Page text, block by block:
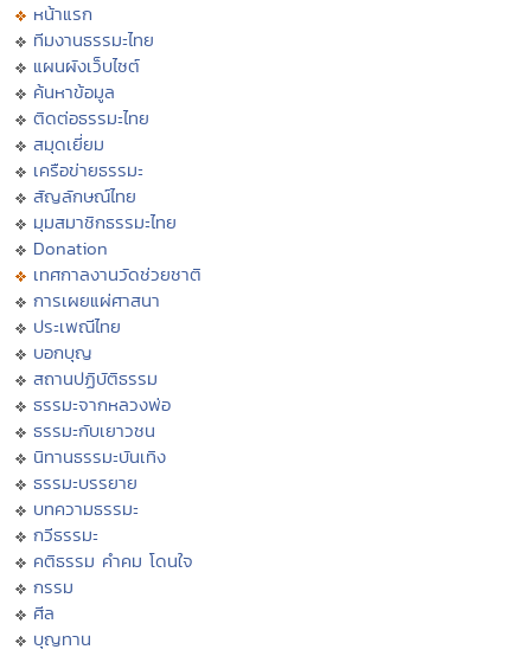
หน้าแรก
ทีมงานธรรมะไทย
แผนผังเว็บไซต์
ค้นหาข้อมูล
ติดต่อธรรมะไทย
สมุดเยี่ยม
เครือข่ายธรรมะ
สัญลักษณ์ไทย
มุมสมาชิกธรรมะไทย
Donation
เทศกาลงานวัดช่วยชาติ
การเผยแผ่ศาสนา
ประเพณีไทย
บอกบุญ
สถานปฏิบัติธรรม
ธรรมะจากหลวงพ่อ
ธรรมะกับเยาวชน
นิทานธรรมะบันเทิง
ธรรมะบรรยาย
บทความธรรมะ
กวีธรรมะ
คติธรรม คำคม โดนใจ
กรรม
ศีล
บุญทาน